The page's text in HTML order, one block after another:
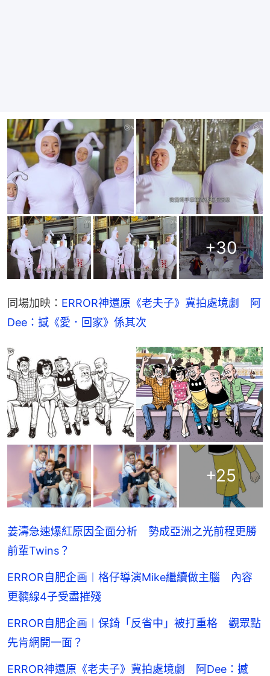
+30
同場加映： ERROR神還原《老夫子》冀拍處境劇　阿
Dee：撼《愛．回家》係其次
+25
姜濤急速爆紅原因全面分析 勢成亞洲之光前程更勝
前輩Twins？
ERROR自肥企画︱格仔導演Mike繼續做主腦 內容
更黐線4子受盡摧殘
ERROR自肥企画︱保錡「反省中」被打重格 觀眾點
先肯網開一面？
ERROR神還原《老夫子》冀拍處境劇 阿Dee：撼